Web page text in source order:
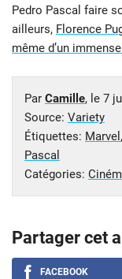
Pedro Pascal faire
ailleurs, Florence
même d’un
Par Camille, le 7
Source: Variety
Étiquettes: Marvel ,
Pascal
Catégories:
Partager cet
FACEBOOK